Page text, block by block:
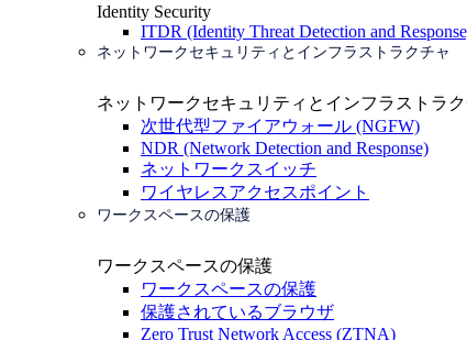
Identity Security
ITDR (Identity Threat Detection and
ネットワークセキュリティとインフラストラクチャ
ネットワークセキュリティとインフラストラ
次世代型ファイアウォール (NGFW)
NDR (Network Detection and Response)
ネットワークスイッチ
ワイヤレスアクセスポイント
ワークスペースの保護
ワークスペースの保護
ワークスペースの保護
保護されているブラウザ
Zero Trust Network Access (ZTNA)